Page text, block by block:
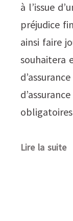
à l’issue
préjudice
ainsi faire
souhaitera
Lire la suite